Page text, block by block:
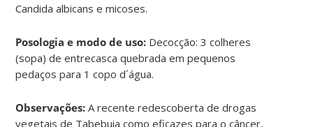
Candida albicans e micoses.
Posologia e modo de uso: Decocção: 3 colheres
(sopa) de entrecasca quebrada em pequenos
pedaços para 1 copo d´água.
Observações: A recente redescoberta de drogas
vegetais de Tabebuia como eficazes para o câncer,